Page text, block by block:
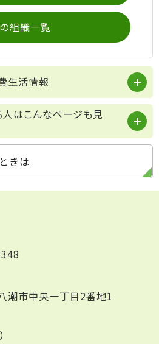
組織一覧
生活情報
はこんなページも見
きは
市中央一丁目2番地1